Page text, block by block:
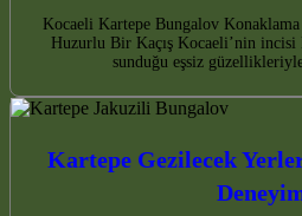
Kocaeli Kartepe Bungalov
Huzurlu Bir Kaçış Kocaeli’nin incisi
sunduğu eşsiz
Kartepe Gezilecek